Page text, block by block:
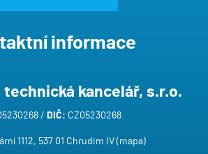
informace
technická kancelář, s.r.o.
/ DIČ: CZ05230268
1112, 537 01 Chrudim IV ( mapa)